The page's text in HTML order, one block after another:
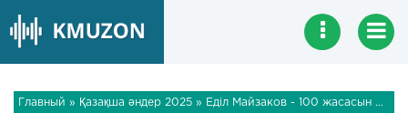
Главный » Қазақша әндер 2025 » Еділ Майзаков - 100 жасасын бәрі